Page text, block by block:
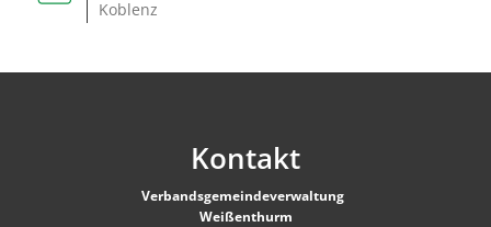
Koblenz
Kontakt
Verbandsgemeindeverwaltung
Weißenthurm